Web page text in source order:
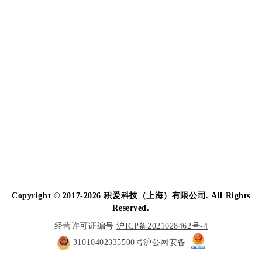
Copyright © 2017-2026 积爱科技（上海）有限公司. All Rights
Reserved.
经营许可证编号沪ICP备2021028462号-4
31010402335500号沪公网安备